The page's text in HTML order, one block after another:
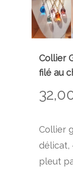
Collier
filé au
Collier
délicat,
pleut